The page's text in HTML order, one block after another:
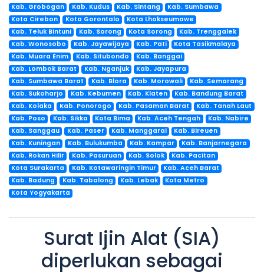
Kab. Grobogan
Kab. Kudus Kab. Sintang
Kab. Sumbawa
Kota Cirebon
Kota Gorontalo
Kota Lhokseumawe
Kab. Teluk Bintuni
Kab. Sorong Kota Sorong
Kab. Trenggalek
Kab. Wonosobo
Kab. Jayawijaya Kab. Pati
Kota Tasikmalaya
Kab. Muara Enim
Kab. Situbondo
Kab. Banggai
Kab. Lombok Barat
Kab. Nganjuk
Kab. Jayapura
Kab. Sumbawa Barat
Kab. Blora Kab. Morowali
Kab. Semarang
Kab. Sukoharjo
Kab. Kebumen Kab. Klaten
Kab. Bandung Barat
Kab. Kolaka
Kab. Ponorogo Kab. Pasaman Barat
Kab. Tanah Laut
Kab. Poso
Kab. Sikka Kota Bima Kab. Aceh Tengah
Kab. Nabire
Kab. Sanggau
Kab. Paser Kab. Manggarai
Kab. Bireuen
Kab. Kuningan
Kab. Bulukumba Kab. Kampar
Kab. Banjarnegara
Kab. Rokan Hilir
Kab. Pasuruan Kab. Solok
Kab. Pacitan
Kota Surakarta
Kab. Kotawaringin Timur
Kab. Aceh Barat
Kab. Badung
Kab. Tabalong Kab. Lebak
Kota Metro
Kota Yogyakarta
Surat Ijin Alat (SIA)
diperlukan sebagai